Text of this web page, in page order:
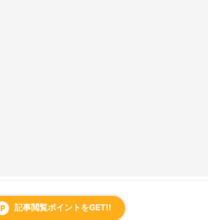
local_parking 記事閲覧ポイントをGET!!